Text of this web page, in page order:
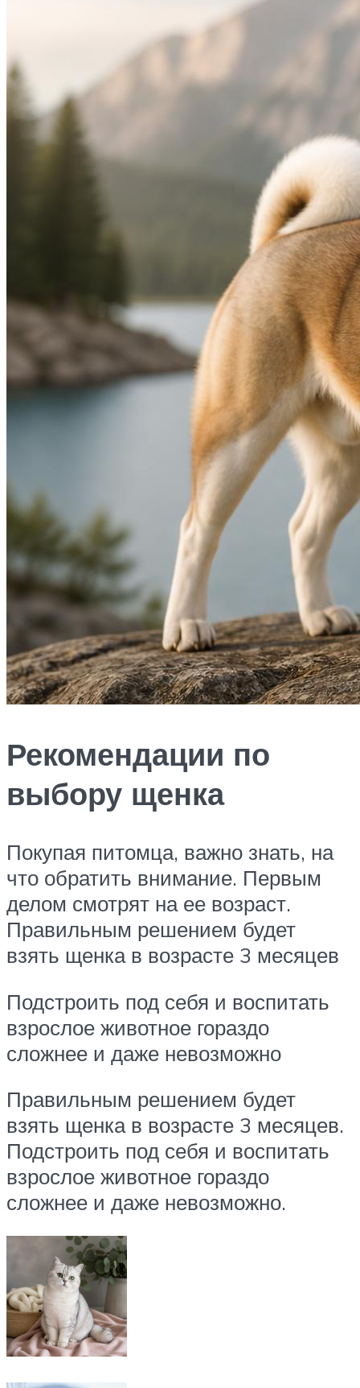
Рекомендации по
выбору щенка
Покупая питомца, важно знать, на
что обратить внимание. Первым
делом смотрят на ее возраст.
Правильным решением будет
взять щенка в возрасте 3 месяцев
Подстроить под себя и воспитать
взрослое животное гораздо
сложнее и даже невозможно
Правильным решением будет
взять щенка в возрасте 3 месяцев.
Подстроить под себя и воспитать
взрослое животное гораздо
сложнее и даже невозможно.